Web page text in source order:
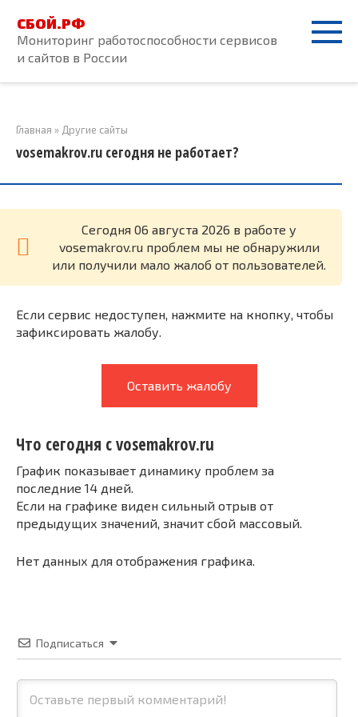
контенту
СБОЙ.РФ
Мониторинг работоспособности сервисов
и сайтов в России
Главная » Другие сайты
vosemakrov.ru сегодня не работает?
Cегодня 06 августа 2026 в работе у
vosemakrov.ru проблем мы не обнаружили
или получили мало жалоб от пользователей.
Если сервис недоступен, нажмите на кнопку, чтобы
зафиксировать жалобу.
Оставить жалобу
Что сегодня с vosemakrov.ru
График показывает динамику проблем за
последние 14 дней.
Если на графике виден сильный отрыв от
предыдущих значений, значит сбой массовый.
Нет данных для отображения графика.
Подписаться